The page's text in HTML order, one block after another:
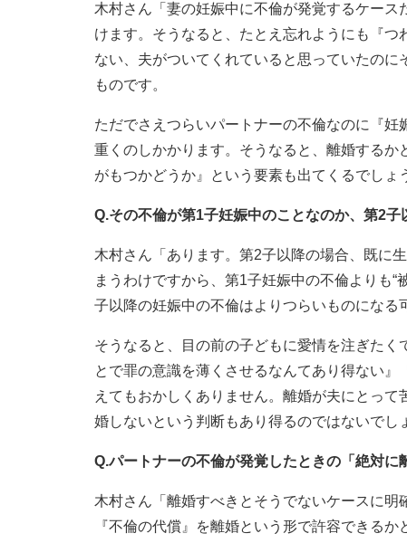
木村さん「妻の妊娠中に不倫が発覚するケー
けます。そうなると、たとえ忘れようにも『
ない、夫がついてくれていると思っていたの
ものです。
ただでさえつらいパートナーの不倫なのに『
重くのしかかります。そうなると、離婚する
がもつかどうか』という要素も出てくるでしょ
Q.その不倫が第1子妊娠中のことなのか、第2
木村さん「あります。第2子以降の場合、既に
まうわけですから、第1子妊娠中の不倫よりも
子以降の妊娠中の不倫はよりつらいものになる
そうなると、目の前の子どもに愛情を注ぎた
とで罪の意識を薄くさせるなんてあり得ない
えてもおかしくありません。離婚が夫にとっ
婚しないという判断もあり得るのではないでし
Q.パートナーの不倫が発覚したときの「絶対に
木村さん「離婚すべきとそうでないケースに明
『不倫の代償』を離婚という形で許容できる